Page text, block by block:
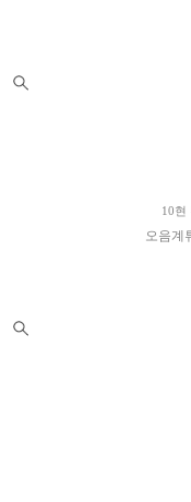
10현
오음계